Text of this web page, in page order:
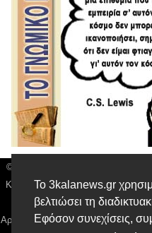
Το 3kalanews.gr
βελτιώσει τη
Εφόσον συνεχίσεις,
© 3kala News | Διακριτικός
Καρδίτσας, Υπο/μα Τρικάλων, Δ/
24310 63300,
Αρ. Γεμή: 018804431000, Νόμιμος